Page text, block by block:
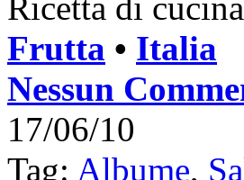
Ricetta di
Frutta • Italia
Nessun
17/06/10
Tag: Albume,